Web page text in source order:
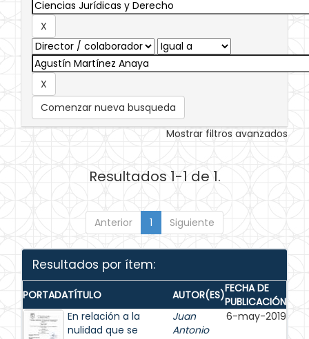
Comenzar nueva busqueda
Mostrar filtros avanzados
Resultados 1-1 de 1.
Anterior 1 Siguiente
Resultados por ítem:
PORTADATÍTULO AUTOR(ES)FECHA DE
PUBLICACIÓN
En relación a la
nulidad que se
Juan
Antonio
6-may-2019